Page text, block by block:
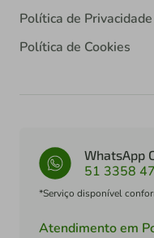
Política de Privacidade
Política de Cookies
WhatsApp
51 3358
*Serviço disponível
Atendimento em